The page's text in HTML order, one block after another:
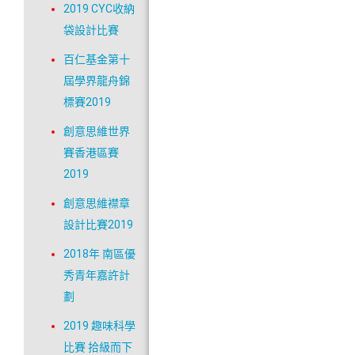
2019 CYC收納
袋設計比賽
百仁基金第十
屆學界龍舟錦
標賽2019
創意思維世界
賽香港區賽
2019
創意思維襟章
設計比賽2019
2018年 南區優
秀青年嘉許計
劃
2019 趣味科學
比賽 拾級而下